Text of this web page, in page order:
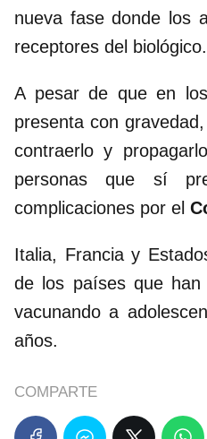
nueva fase donde los
receptores del biológico.
A pesar de que en
presenta con
contraerlo y
personas que sí
complicaciones por el
Italia, Francia y
de los países que han
vacunando a
años.
COMPARTE